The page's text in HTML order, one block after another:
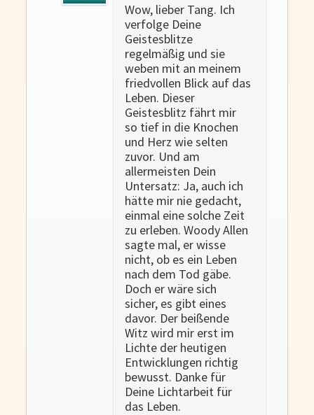
Wow, lieber Tang. Ich
verfolge Deine
Geistesblitze
regelmäßig und sie
weben mit an meinem
friedvollen Blick auf das
Leben. Dieser
Geistesblitz fährt mir
so tief in die Knochen
und Herz wie selten
zuvor. Und am
allermeisten Dein
Untersatz: Ja, auch ich
hätte mir nie gedacht,
einmal eine solche Zeit
zu erleben. Woody Allen
sagte mal, er wisse
nicht, ob es ein Leben
nach dem Tod gäbe.
Doch er wäre sich
sicher, es gibt eines
davor. Der beißende
Witz wird mir erst im
Lichte der heutigen
Entwicklungen richtig
bewusst. Danke für
Deine Lichtarbeit für
das Leben.